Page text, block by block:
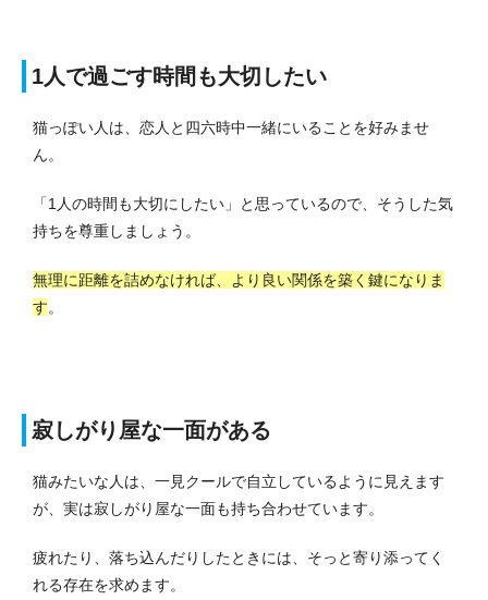
1人で過ごす時間も大切したい
猫っぽい人は、恋人と四六時中一緒にいることを好みませ
ん。
「1人の時間も大切にしたい」と思っているので、そうした気
持ちを尊重しましょう。
無理に距離を詰めなければ、より良い関係を築く鍵になりま
す。
寂しがり屋な一面がある
猫みたいな人は、一見クールで自立しているように見えます
が、実は寂しがり屋な一面も持ち合わせています。
疲れたり、落ち込んだりしたときには、そっと寄り添ってく
れる存在を求めます。